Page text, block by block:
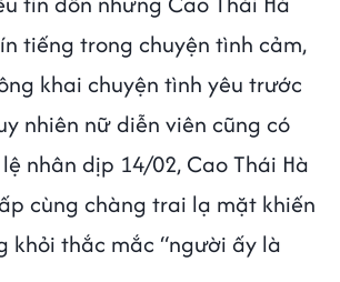
tiếng trong chuyện tình cảm,
khai chuyện tình yêu trước
nhiên nữ diễn viên cũng có
nhân dịp 14/02, Cao Thái Hà
cùng chàng trai lạ mặt khiến
khỏi thắc mắc “người ấy là